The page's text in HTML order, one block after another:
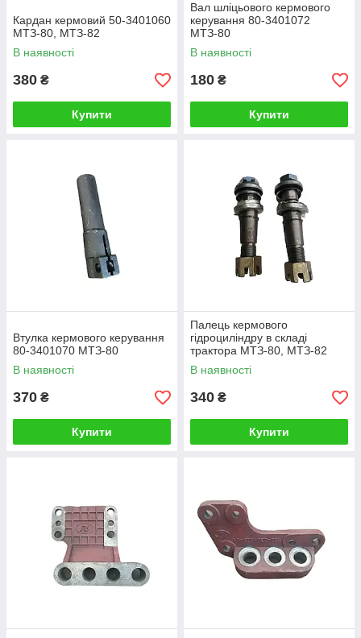
Кардан кермовий 50-3401060
МТЗ-80, МТЗ-82
В наявності
380 ₴
Купити
Вал шліцьового кермового
керування 80-3401072
МТЗ-80
В наявності
180 ₴
Купити
Втулка кермового керування
80-3401070 МТЗ-80
В наявності
370 ₴
Купити
Палець кермового
гідроциліндру в складі
трактора МТЗ-80, МТЗ-82
В наявності
340 ₴
Купити